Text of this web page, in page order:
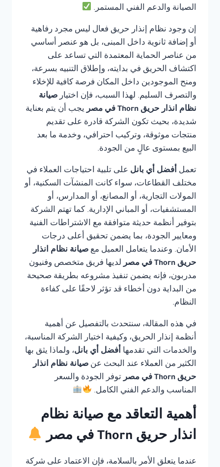
الصيانة والدعم الفني المستمر.
إن وجود نظام إنذار حريق فعال ليس مجرد رفاهية
أو إضافة ثانوية داخل المبنى، بل هو عنصر أساسي
من عناصر الحماية المعتمدة التي تساعد على
اكتشاف الحريق في بدايته، وإطلاق التنبيه بسرعة،
ومنح الموجودين داخل المكان فرصة كافية للإخلاء
والتصرف السليم. لهذا السبب، فإن اختيار صيانة
نظام انذار حريق Thorn في مصر
يجب أن يتم بعناية
شديدة، بحيث تكون الشركة قادرة على تقديم
منتجات موثوقة، وتركيب احترافي، وخدمة ما بعد
البيع بمستوى عالٍ من الجودة.
تعمل أفضل أي بانل على تلبية احتياجات العملاء في
مختلف القطاعات، سواء كانت المنشآت السكنية، أو
المولات التجارية، أو المصانع، أو المدارس، أو
المستشفيات، أو المباني الإدارية. كما تهتم الشركة
بتوفير أنظمة حديثة متوافقة مع الاشتراطات الفنية
ومعايير الجودة، بما يضمن تحقيق أعلى درجات
الأمان. وعندما يتعامل العميل مع صيانة نظام انذار
حريق Thorn في مصر
لديها فريق متخصص وفنيون
مدربون، فإنه يضمن تنفيذ مشروعه بطريقة صحيحة
من البداية دون أخطاء قد تؤثر لاحقًا على كفاءة
النظام.
في هذه المقالة، سنتحدث بالتفصيل عن أهمية
أنظمة إنذار الحريق، وكيفية اختيار الشركة المناسبة،
والخدمات التي تقدمها أفضل أي بانل، ولماذا يثق بها
الكثير من العملاء عند البحث عن صيانة نظام انذار
حريق Thorn في مصر
توفر الجودة والسعر
المناسب والدعم الفني الكامل.
أهمية التعاقد مع صيانة نظام
انذار حريق Thorn في مصر
عندما يتعلق الأمر بالسلامة، فإن الاعتماد على شركة